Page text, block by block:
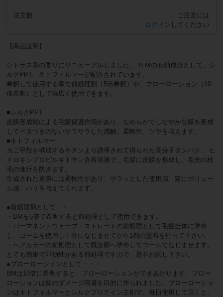
注文数
ご注文には
ログイン してください
【商品説明】
シトラス系の香りにリニューアルしました。 ＢＭの有効成分として、シ
ルクPPT、キトフィルマーが配合されています。
希釈して使用する事で前処理剤（5倍希釈）や、ブローローション（10
倍希釈）として幅広く使用できます。
■シルクPPT
皮膜形成能による毛髪保護作用があり、なめらかでしなやかな膜を形成
してベタつきのないサラサラした感触、柔軟性、ツヤを与えます。
■キトフィルマー
カニ甲殻を構成するキチンより誘導されて得られた高分子タンパク、 ヒ
ドロキシプロピルキトサン含有溶液で、毛髪に皮膜を形成し、毛先の枝
毛の進行を防ぎます。
生成された皮膜には柔軟性があり、サラッとした使用感、髪にボリュー
ム感、ハリを与えてくれます。
●前処理剤として・・・
・BMを5倍で希釈すると前処理として使用できます。
・パーマネントウェーブ・ストレートの前処理として毛髪全体に塗布
し、コームを使用し十分になじませてから1剤の塗布を行って下さい。
・ヘアカラーの前処理として既染部へ塗布してコームでなじませます。
とても簡単で即効性がある前処理ですので、是非お試し下さい。
●ブローローションとして・・・
BMは10倍に希釈すると、ブローローションができあがります。ブロー
ローションは髪のダメージ回避を目的に作られました。ブローローショ
ンはキトフィルマーとシルクプロテイン主剤で、毎日使用して頂くと、